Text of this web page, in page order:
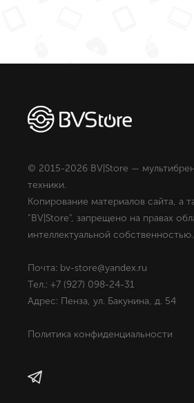
© 2015-2026 BV|Store —
техники.
Копирование материалов сайта, а
"BV|Store", запрещено на правах
интеллектуальной собственностью.
Почта: bv-store@yandex.ru
Тел.: +7 (927) 098-24-31
Адрес: Пенза, ул. Бакунина, д. 54
Политика конфиденциальности